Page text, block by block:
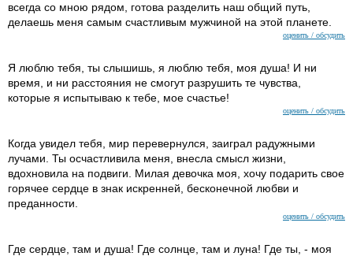
всегда со мною рядом, готова разделить наш общий путь,
делаешь меня самым счастливым мужчиной на этой планете.
оценить / обсудить
Я люблю тебя, ты слышишь, я люблю тебя, моя душа! И ни
время, и ни расстояния не смогут разрушить те чувства,
которые я испытываю к тебе, мое счастье!
оценить / обсудить
Когда увидел тебя, мир перевернулся, заиграл радужными
лучами. Ты осчастливила меня, внесла смысл жизни,
вдохновила на подвиги. Милая девочка моя, хочу подарить свое
горячее сердце в знак искренней, бесконечной любви и
преданности.
оценить / обсудить
Где сердце, там и душа! Где солнце, там и луна! Где ты, - моя